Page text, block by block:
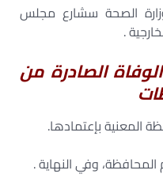
الصحة سشارع مجلس
.
الصادرة من
المعنية بإعتمادها.
وفي النهاية .